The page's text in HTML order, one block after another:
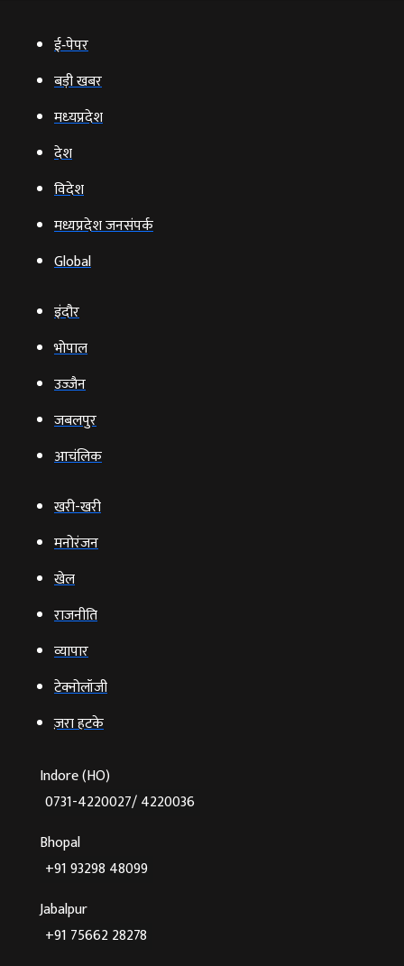
ई‑पेपर
बड़ी खबर
मध्‍यप्रदेश
देश
विदेश
मध्यप्रदेश जनसंपर्क
Global
इंदौर
भोपाल
उज्‍जैन
जबलपुर
आचंलिक
खरी-खरी
मनोरंजन
खेल
राजनीति
व्‍यापार
टेक्‍नोलॉजी
ज़रा हटके
Indore (HO)
0731-4220027/ 4220036
Bhopal
+91 93298 48099
Jabalpur
+91 75662 28278